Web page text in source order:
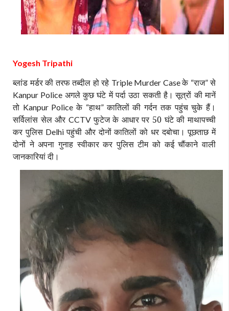
Yogesh Tripathi
ब्लांड मर्डर की तरफ तब्दील हो रहे Triple Murder Caseके “राज”से
Kanpur Police अगले कुछ घंटे में पर्दा उठा सकती है। सूत्रों की मानें
तो Kanpur Policeके “हाथ”कातिलों की गर्दन तक पहुंच चुके हैं।
सर्विलांस सेल और CCTVफुटेज के आधार पर 50 घंटे की माथापच्ची
कर पुलिस Delhiपहुंची और दोनों कातिलों को धर दबोचा। पूछताछ में
दोनों ने अपना गुनाह स्वीकार कर पुलिस टीम को कई चौंकाने वाली
जानकारियां दी।